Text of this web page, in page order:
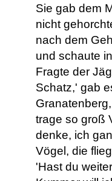
Sie gab dem
nicht
nach dem
und schaute
Fragte der
Schatz,' gab
trage so groß
denke, ich
Vögel, die
'Hast du